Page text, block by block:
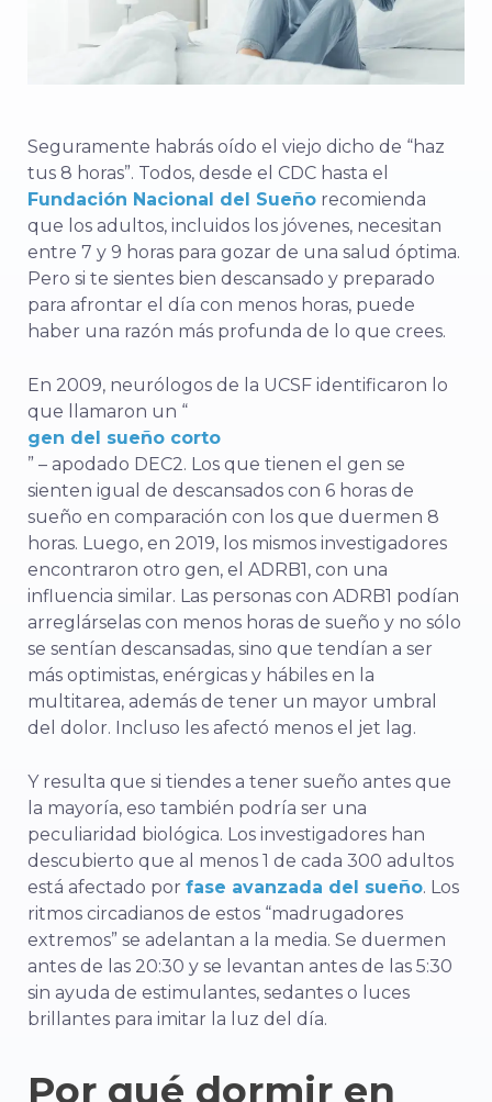
Seguramente habrás oído el viejo dicho de “haz
tus 8 horas”. Todos, desde el CDC hasta el
Fundación Nacional del Sueño recomienda
que los adultos, incluidos los jóvenes, necesitan
entre 7 y 9 horas para gozar de una salud óptima.
Pero si te sientes bien descansado y preparado
para afrontar el día con menos horas, puede
haber una razón más profunda de lo que crees.
En 2009, neurólogos de la UCSF identificaron lo
que llamaron un “
gen del sueño corto
” – apodado DEC2. Los que tienen el gen se
sienten igual de descansados con 6 horas de
sueño en comparación con los que duermen 8
horas. Luego, en 2019, los mismos investigadores
encontraron otro gen, el ADRB1, con una
influencia similar. Las personas con ADRB1 podían
arreglárselas con menos horas de sueño y no sólo
se sentían descansadas, sino que tendían a ser
más optimistas, enérgicas y hábiles en la
multitarea, además de tener un mayor umbral
del dolor. Incluso les afectó menos el jet lag.
Y resulta que si tiendes a tener sueño antes que
la mayoría, eso también podría ser una
peculiaridad biológica. Los investigadores han
descubierto que al menos 1 de cada 300 adultos
está afectado por fase avanzada del sueño. Los
ritmos circadianos de estos “madrugadores
extremos” se adelantan a la media. Se duermen
antes de las 20:30 y se levantan antes de las 5:30
sin ayuda de estimulantes, sedantes o luces
brillantes para imitar la luz del día.
Por qué dormir en